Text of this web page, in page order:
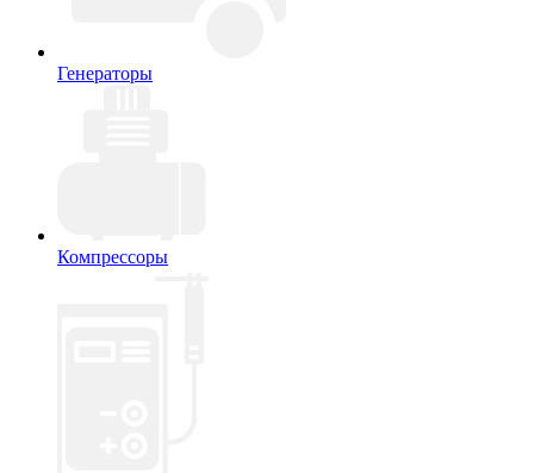
Генераторы
Компрессоры